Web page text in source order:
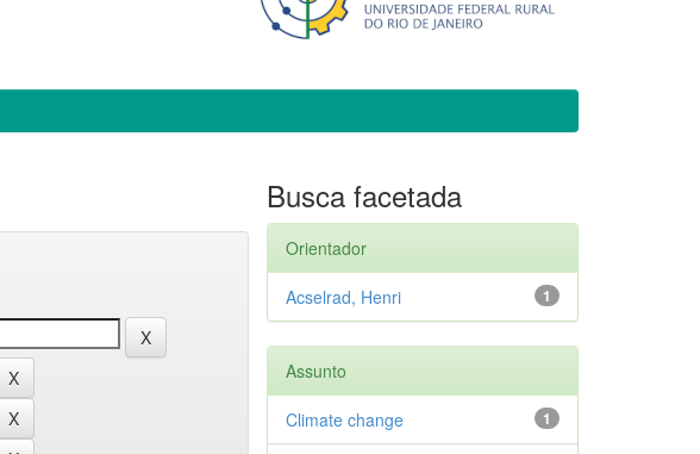
Busca facetada
Orientador
1
Acselrad, Henri
Assunto
1
Climate change